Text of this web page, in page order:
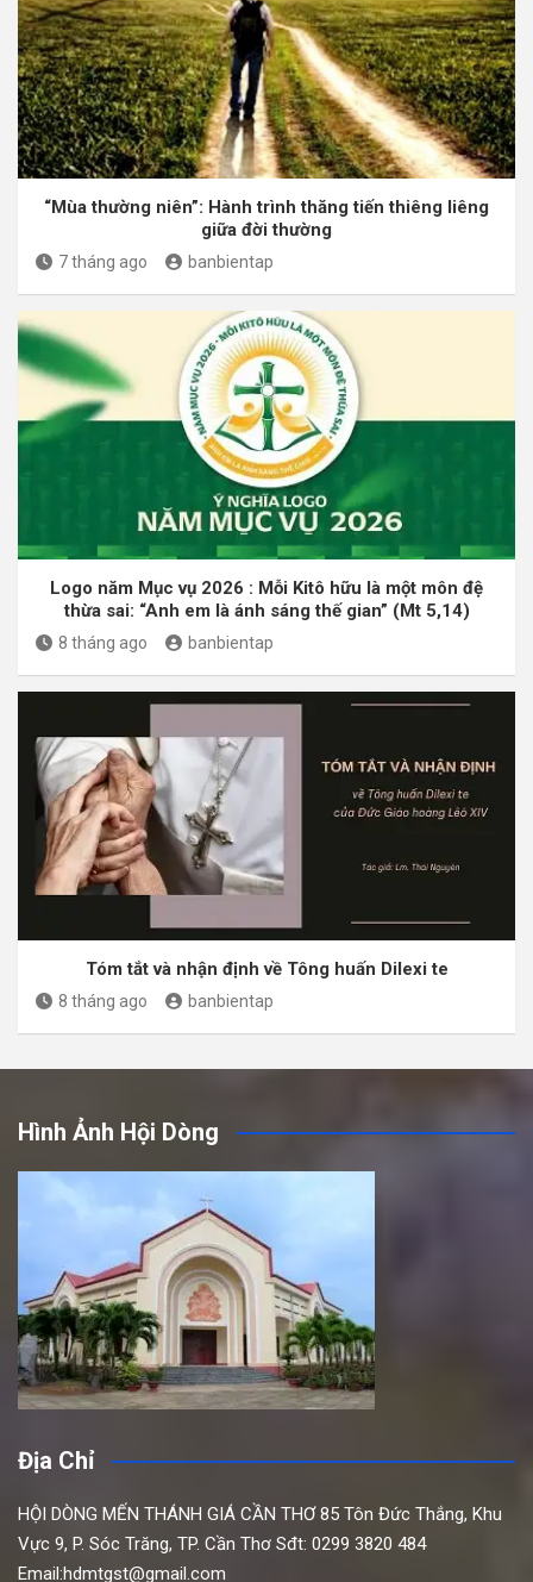
“Mùa thường niên”: Hành trình thăng tiến thiêng liêng
giữa đời thường
7 tháng ago banbientap
Logo năm Mục vụ 2026 : Mỗi Kitô hữu là một môn đệ
thừa sai: “Anh em là ánh sáng thế gian” (Mt 5,14)
8 tháng ago banbientap
Tóm tắt và nhận định về Tông huấn Dilexi te
8 tháng ago banbientap
Hình Ảnh Hội Dòng
Địa Chỉ
HỘI DÒNG MẾN THÁNH GIÁ CẦN THƠ 85 Tôn Đức Thắng, Khu
Vực 9, P. Sóc Trăng, TP. Cần Thơ Sđt: 0299 3820 484
Email:hdmtgst@gmail.com